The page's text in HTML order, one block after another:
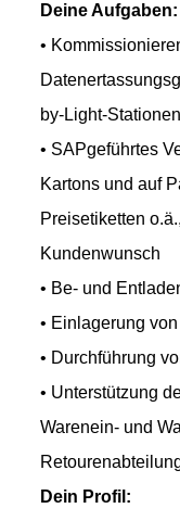
Deine Aufgaben:
•
by-Light-Stationen
• SAPgeführtes
Kartons und auf
Preisetiketten
Kundenwunsch
• Be- und
• Einlagerung
• Durchführung
• Unterstützung
Warenein- und
Dein Profil: